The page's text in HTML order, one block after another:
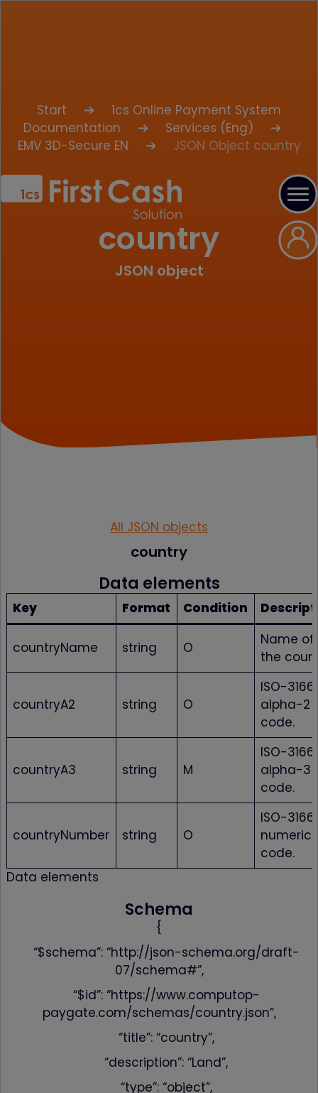
Start
1cs Online Payment System
Documentation
Services (Eng)
EMV 3D-Secure EN
JSON Object country
country
JSON object
All JSON objects
country
Data elements
Key Format Condition
countryName string O
Name of
the
countryA2 string O
ISO-3166
alpha-2
code.
countryA3 string M
ISO-3166
alpha-3
code.
countryNumber string O
ISO-3166
numeric
code.
Data elements
Schema
{
“$schema”: “http://json-schema.org/draft-
07/schema#”,
“$id”: “https://www.computop-
paygate.com/schemas/country.json”,
“title”: “country”,
“description”: “Land”,
“type”: “object”,